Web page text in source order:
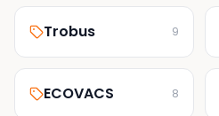
Trobus 9
ECOVACS 8